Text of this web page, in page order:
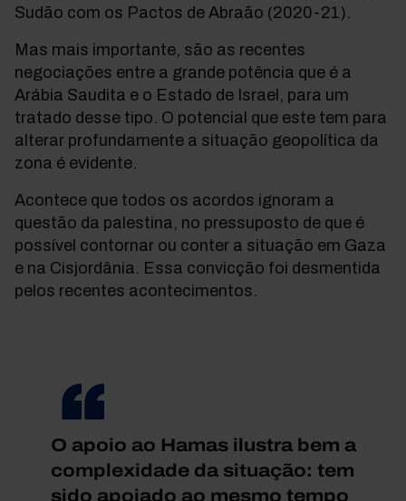
Sudão com os Pactos de Abraão (2020-21).
Mas mais importante, são as recentes
negociações entre a grande potência que é a
Arábia Saudita e o Estado de Israel, para um
tratado desse tipo. O potencial que este tem para
alterar profundamente a situação geopolítica da
zona é evidente.
Acontece que todos os acordos ignoram a
questão da palestina, no pressuposto de que é
possível contornar ou conter a situação em Gaza
e na Cisjordânia. Essa convicção foi desmentida
pelos recentes acontecimentos.
O apoio ao Hamas ilustra bem a
complexidade da situação: tem
sido apoiado ao mesmo tempo